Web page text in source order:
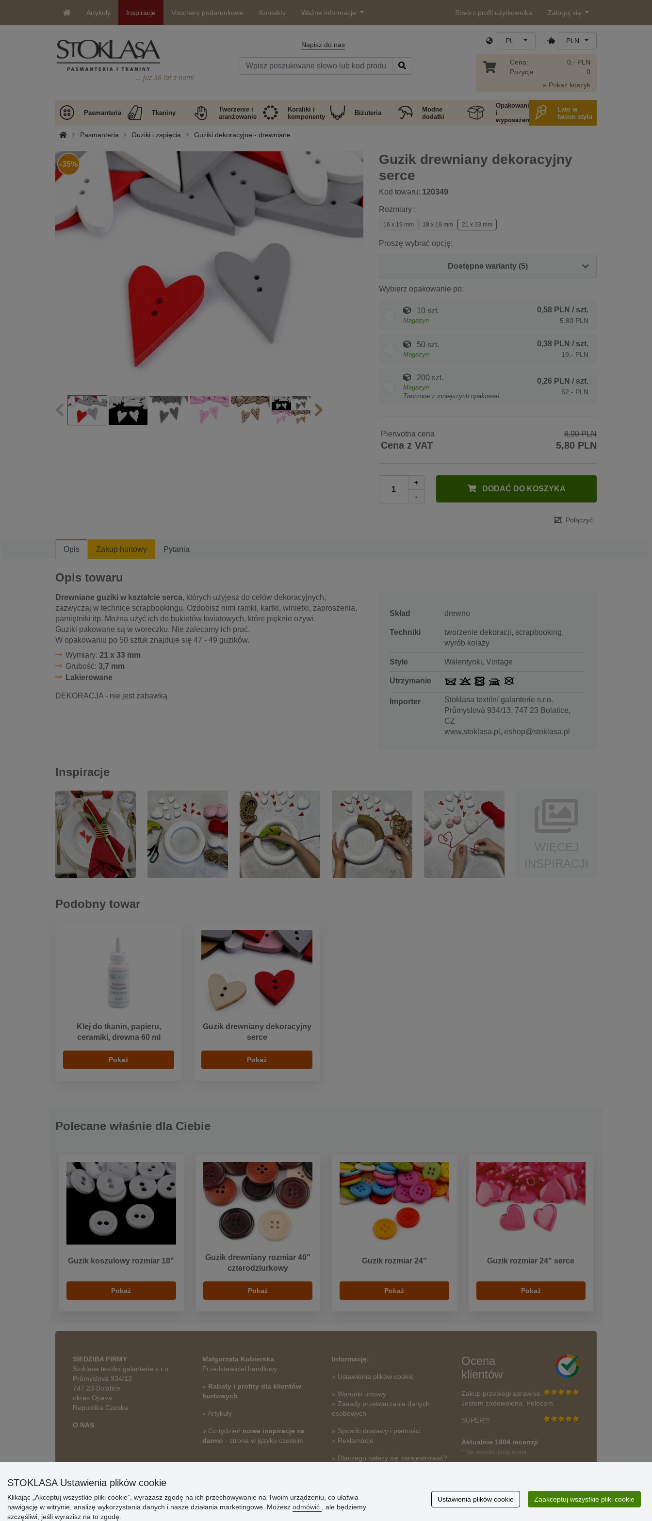
Artykuły Inspiracje Vouchery podarunkowe Kontakty Ważne informacje Stwórz profil użytkownika Zaloguj się
… już 36 lat z nami
Napisz do nas PL PLN
Cena:
Pozycja:
0,- PLN
0
» Pokaż koszyk
Pasmanteria Tkaniny
Tworzenie i
aranżowanie
Koraliki i
komponenty
Biżuteria
Modne
dodatki
Opakowania
i
wyposażenie
Lato w
twoim stylu
Pasmanteria Guziki i zapięcia Guziki dekoracyjne - drewniane
Guzik drewniany dekoracyjny
serce
Kod towaru: 120349
-35%
Rozmiary :
16 x 19 mm 18 x 19 mm 21 x 33 mm
Proszę wybrać opcję:
Dostępne warianty (5)
Wybierz opakowanie po:
10 szt.
Magazyn
0,58 PLN / szt.
5,80 PLN
50 szt.
Magazyn
0,38 PLN / szt.
19,- PLN
200 szt.
Magazyn
Tworzone z mniejszych opakowań
0,26 PLN / szt.
52,- PLN
Pierwotna cena 8,90 PLN
Cena z VAT 5,80 PLN
+
-
DODAĆ DO KOSZYKA
Połączyć
Opis Zakup hurtowy Pytania
Opis towaru
Drewniane guziki w kształcie serca, których użyjesz do celów dekoracyjnych,
zazwyczaj w technice scrapbookingu. Ozdobisz nimi ramki, kartki, winietki, zaproszenia,
pamiętniki itp. Można użyć ich do bukietów kwiatowych, które pięknie ożywi.
Guziki pakowane są w woreczku. Nie zalecamy ich prać.
W opakowaniu po 50 sztuk znajduje się 47 - 49 guzików.
Wymiary: 21 x 33 mm
Grubość: 3,7 mm
Lakierowane
DEKORACJA - nie jest zabawką
Skład drewno
Techniki
tworzenie dekoracji, scrapbooking,
wyrób kolaży
Style Walentynki, Vintage
Utrzymanie
Importer
Stoklasa textilní galanterie s.r.o.
Průmyslová 934/13, 747 23 Bolatice,
CZ
www.stoklasa.pl, eshop@stoklasa.pl
Inspiracje
Podobny towar
Klej do tkanin, papieru,
ceramiki, drewna 60 ml
Pokaż
Guzik drewniany dekoracyjny
serce
Pokaż
Polecane właśnie dla Ciebie
Guzik koszulowy rozmiar 18"
Pokaż
Guzik drewniany rozmiar 40"
czterodziurkowy
Pokaż
Guzik rozmiar 24"
Pokaż
Guzik rozmiar 24" serce
Pokaż
SIEDZIBA FIRMY
Stoklasa textilní galanterie s.r.o.
Průmyslová 934/13
747 23 Bolatice
okres Opava
Republika Czeska
O NAS
Małgorzata Kobierska
Przedstawiciel handlowy
» Rabaty i profity dla klientów
hurtowych
» Artykuły
» Co tydzień nowe inspiracje za
darmo - strona w języku czeskim
Informację:
» Ustawienia plików cookie
» Warunki umowy
» Zasady przetwarzania danych
osobowych
» Sposób dostawy i płatności
» Reklamacje
» Dlaczego należy się zarejestrować?
Ocena
klientów
Zakup przebiegł sprawnie.
Jestem zadowolona. Polecam.
SUPER!!!
Aktualnie 1804 recenzji
* Nie weryfikujemy opinii
STOKLASA Ustawienia plików cookie
Klikając „Akceptuj wszystkie pliki cookie”, wyrażasz zgodę na ich przechowywanie na Twoim urządzeniu, co ułatwia
nawigację w witrynie, analizę wykorzystania danych i nasze działania marketingowe. Możesz odmówić
, ale będziemy
szczęśliwi, jeśli wyrazisz na to zgodę.
Ustawienia plików cookie Zaakceptuj wszystkie pliki cookie